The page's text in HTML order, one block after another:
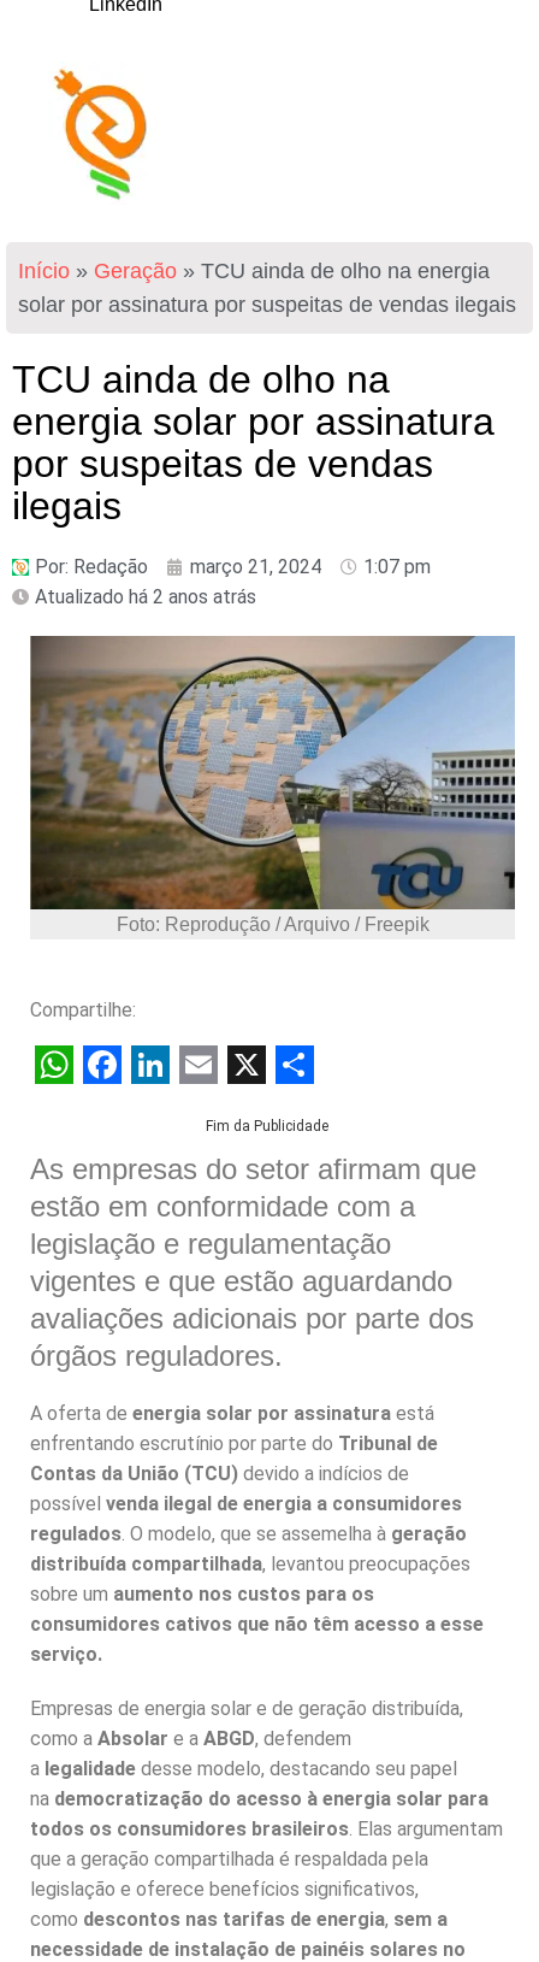
LinkedIn
Início » Geração » TCU ainda de olho na energia
solar por assinatura por suspeitas de vendas ilegais
TCU ainda de olho na
energia solar por assinatura
por suspeitas de vendas
ilegais
Por: Redação março 21, 2024
1:07 pm
Atualizado há 2 anos atrás
Foto: Reprodução / Arquivo / Freepik
Compartilhe:
a
t
s
A
p
p
c
e
b
o
o
k
n
k
e
d
I
n
m
a
i
h
a
r
e
Fim da Publicidade
As empresas do setor afirmam que
estão em conformidade com a
legislação e regulamentação
vigentes e que estão aguardando
avaliações adicionais por parte dos
órgãos reguladores.
A oferta de energia solar por assinatura está
enfrentando escrutínio por parte do Tribunal de
Contas da União (TCU) devido a indícios de
possível venda ilegal de energia a consumidores
regulados. O modelo, que se assemelha à geração
distribuída compartilhada, levantou preocupações
sobre um aumento nos custos para os
consumidores cativos que não têm acesso a esse
serviço.
Empresas de energia solar e de geração distribuída,
como a Absolar e a ABGD, defendem
a legalidade desse modelo, destacando seu papel
na democratização do acesso à energia solar para
todos os consumidores brasileiros. Elas argumentam
que a geração compartilhada é respaldada pela
legislação e oferece benefícios significativos,
como descontos nas tarifas de energia, sem a
necessidade de instalação de painéis solares no